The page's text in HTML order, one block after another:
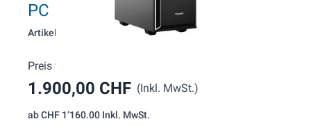
PC
Artikelnummer: 128
Preis wie konfiguriert:
1.900,00 CHF (Inkl. MwSt.)
abCHF 1’160.00 Inkl. MwSt.